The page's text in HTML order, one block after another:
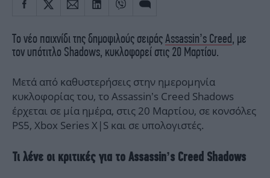
Το νέο παιχνίδι της δημοφιλούς σειράςAssassin’s Creed, με
τον υπότιτλο Shadows, κυκλοφορεί στις 20 Μαρτίου.
Μετά από καθυστερήσεις στην ημερομηνία
κυκλοφορίας του, το Assassin’s Creed Shadows
έρχεται σε μία ημέρα, στις 20 Μαρτίου, σε κονσόλες
PS5, Xbox Series X|S και σε υπολογιστές.
Τι λένε οι κριτικές για το Assassin’s Creed Shadows